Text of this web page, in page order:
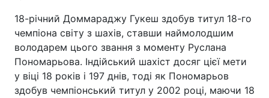
18-річний Доммараджу Гукеш здобув титул 18-го
чемпіона світу з шахів, ставши наймолодшим
володарем цього звання з моменту Руслана
Пономарьова. Індійський шахіст досяг цієї мети
у віці 18 років і 197 днів, тоді як Пономарьов
здобув чемпіонський титул у 2002 році, маючи 18